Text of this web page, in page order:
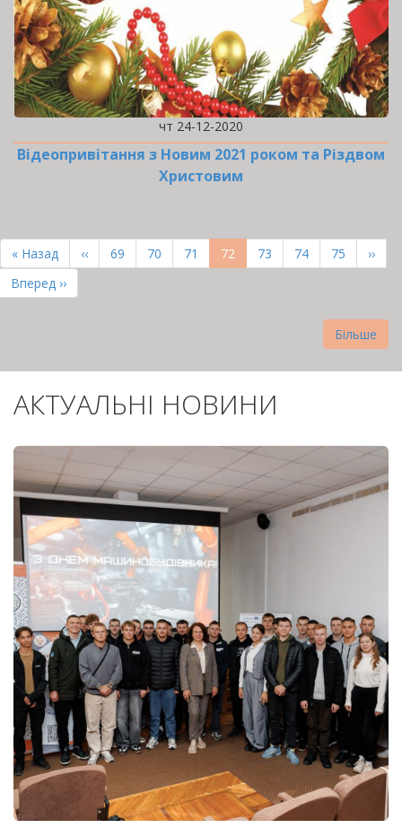
чт 24-12-2020
Відеопривітання з Новим 2021 роком та Різдвом
Христовим
НА
СТОРІНКИ
Перша
сторінка
« Назад
Попередня
сторінка
‹‹ Page
69 Page
70 Page
71
Поточна
сторінка
72 Page
73 Page
74 Page
75
››
Остання
сторінка
Вперед ››
Більше
АКТУАЛЬНІ НОВИНИ